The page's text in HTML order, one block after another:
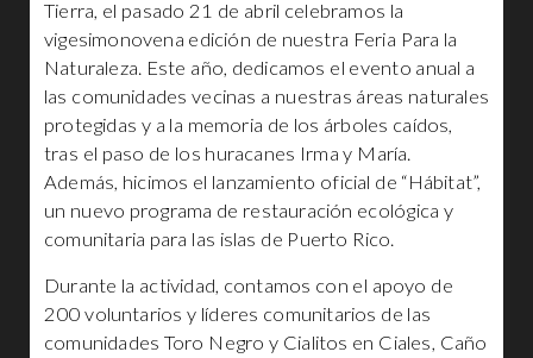
Tierra, el pasado 21 de abril celebramos la
vigesimonovena edición de nuestra Feria Para la
Naturaleza. Este año, dedicamos el evento anual a
las comunidades vecinas a nuestras áreas naturales
protegidas y a la memoria de los árboles caídos,
tras el paso de los huracanes Irma y María.
Además, hicimos el lanzamiento oficial de “Hábitat”,
un nuevo programa de restauración ecológica y
comunitaria para las islas de Puerto Rico.
Durante la actividad, contamos con el apoyo de
200 voluntarios y líderes comunitarios de las
comunidades Toro Negro y Cialitos en Ciales, Caño